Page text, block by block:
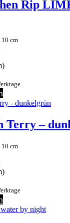
Rip
10 cm
Terry –
10 cm